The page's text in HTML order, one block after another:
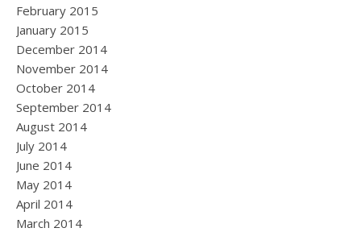
February 2015
January 2015
December 2014
November 2014
October 2014
September 2014
August 2014
July 2014
June 2014
May 2014
April 2014
March 2014